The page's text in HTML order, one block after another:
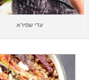
עדי שפירא